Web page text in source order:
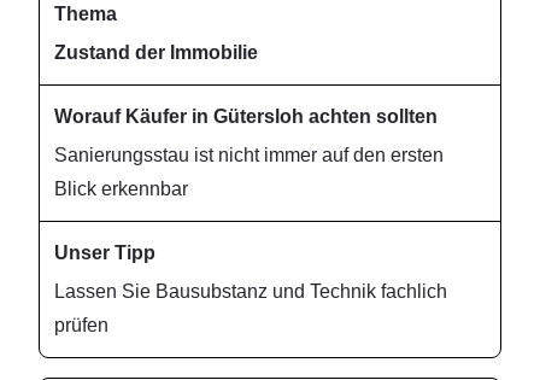
Zustand der Immobilie
Sanierungsstau ist nicht immer auf den ersten
Blick erkennbar
Lassen Sie Bausubstanz und Technik fachlich
prüfen